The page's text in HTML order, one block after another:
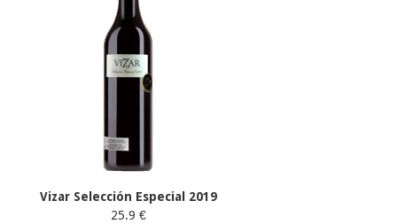
Vizar Selección Especial 2019
25.9 €